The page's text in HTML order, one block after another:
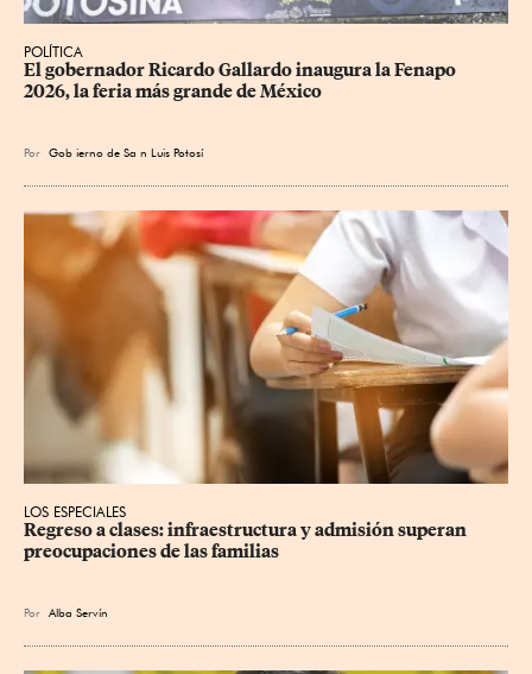
POLÍTICA
​El gobernador Ricardo Gallardo inaugura la Fenapo
2026, la feria más grande de México
Por Gob ierno de Sa n Luis Potosí
LOS ESPECIALES
Regreso a clases: infraestructura y admisión superan
preocupaciones de las familias
Por Alba Servín